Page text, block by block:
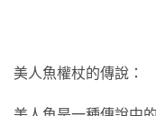
美人魚權杖的傳說：